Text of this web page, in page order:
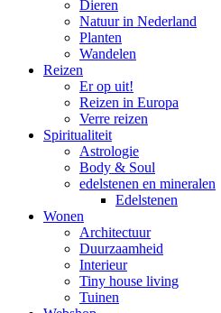
Dieren
Natuur in Nederland
Planten
Wandelen
Reizen
Er op uit!
Reizen in Europa
Verre reizen
Spiritualiteit
Astrologie
Body & Soul
edelstenen en mineralen
Edelstenen
Wonen
Architectuur
Duurzaamheid
Interieur
Tiny house living
Tuinen